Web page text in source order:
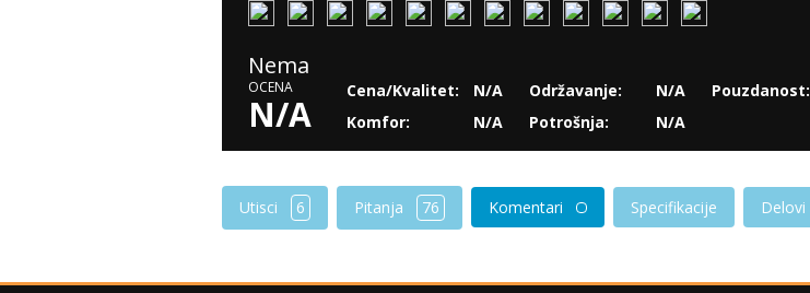
Nema
OCENA
N/A
Cena/Kvalitet:
N/A
Komfor:
N/A
Održavanje:
N/A
Potrošnja:
N/A
Pouzdanost:
Utisci 6 Pitanja 76 Komentari Specifikacije Delovi